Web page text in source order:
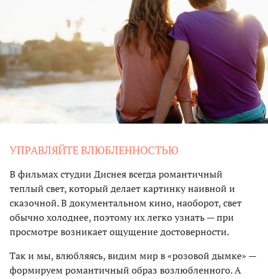
УПРАВЛЯЙТЕ ВЛЮБЛЕННОСТЬЮ
В фильмах студии Диснея всегда романтичный
теплый свет, который делает картинку наивной и
сказочной. В документальном кино, наоборот, свет
обычно холоднее, поэтому их легко узнать — при
просмотре возникает ощущение достоверности.
Так и мы, влюбляясь, видим мир в «розовой дымке» —
формируем романтичный образ возлюбленного. А